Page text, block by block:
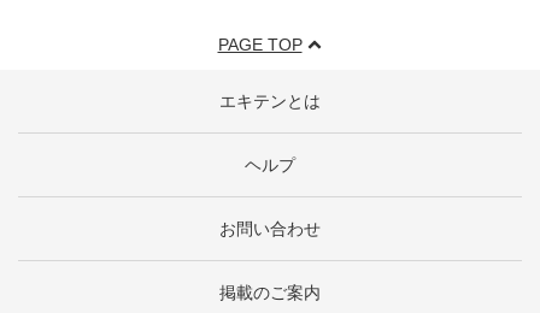
PAGE TOP
エキテンとは
ヘルプ
お問い合わせ
掲載のご案内